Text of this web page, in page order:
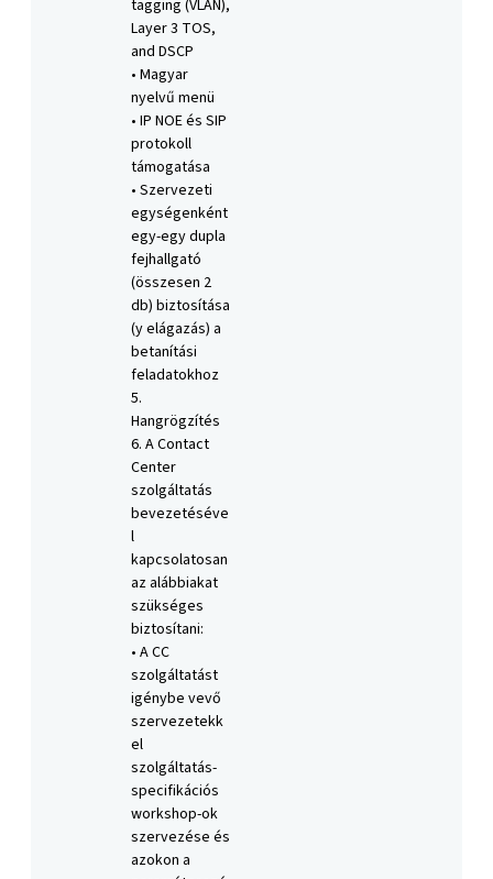
tagging (VLAN),
Layer 3 TOS,
and DSCP
• Magyar
nyelvű menü
• IP NOE és SIP
protokoll
támogatása
• Szervezeti
egységenként
egy-egy dupla
fejhallgató
(összesen 2
db) biztosítása
(y elágazás) a
betanítási
feladatokhoz
5.
Hangrögzítés
6. A Contact
Center
szolgáltatás
bevezetéséve
l
kapcsolatosan
az alábbiakat
szükséges
biztosítani:
• A CC
szolgáltatást
igénybe vevő
szervezetekk
el
szolgáltatás-
specifikációs
workshop-ok
szervezése és
azokon a